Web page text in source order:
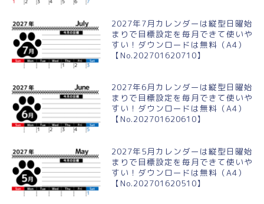
2027年7月カレンダーは縦型日曜始
まりで目標設定を毎月できて使いや
すい！ダウンロードは無料（A4）
【No.202701620710】
2027年6月カレンダーは縦型日曜始
まりで目標設定を毎月できて使いや
すい！ダウンロードは無料（A4）
【No.202701620610】
2027年5月カレンダーは縦型日曜始
まりで目標設定を毎月できて使いや
すい！ダウンロードは無料（A4）
【No.202701620510】